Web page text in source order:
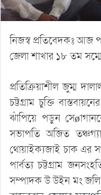
নিজস্ব প্রতিবেদকঃ আজ
জেলা শাখার ১৮ তম
প্রতিক্রিয়াশীল জুম্ম
চট্টগ্রাম চুক্তি
ঝাঁপিয়ে পড়ুন
সভাপতি অজিত
থোয়াইক্যজাই চাক এর
পার্বত্য চট্টগ্রাম
সম্পাদক উ উইন মং জলি (